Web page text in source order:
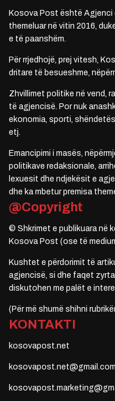
Kosova Post është Agjenci
themeluar në vitin 2016,
e të paanshëm.
Për rrjedhojë, prej vitesh,
dritare të besueshme,
Zhvillimet politike në vend,
të agjencisë. Por nuk
ekonomia, sporti,
etj.
Emancipimi i masës,
politikave redaksionale,
lexuesit dhe ndjekësit e
dhe ka mbetur premisa
@Copyright
© Shkrimet e publikuara në
Kosova Post (ose të
Kushtet e përdorimit të
agjencisë, si dhe faqet
diskutohen me palët e
(Për më shumë shihni
KONTAKTI
kosovapost.net
kosovapost.net@gmail.com